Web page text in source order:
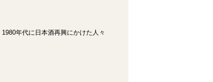
年代に日本酒再興にかけた人々